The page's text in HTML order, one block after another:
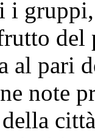
i
al pari
note